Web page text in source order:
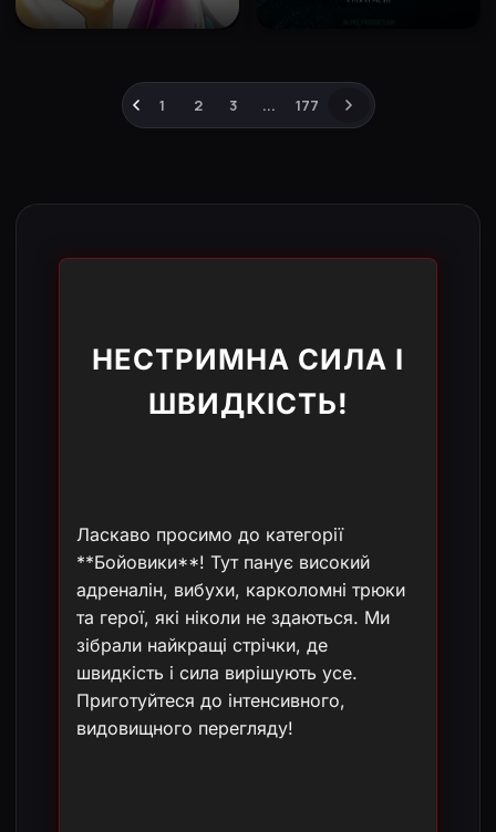
1 2 3 ... 177
НЕСТРИМНА СИЛА І
ШВИДКІСТЬ!
Ласкаво просимо до категорії
**Бойовики**! Тут панує високий
адреналін, вибухи, карколомні трюки
та герої, які ніколи не здаються. Ми
зібрали найкращі стрічки, де
швидкість і сила вирішують усе.
Приготуйтеся до інтенсивного,
видовищного перегляду!